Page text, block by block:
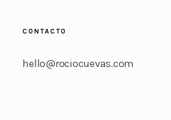
CONTACTO
hello@rociocuevas.com